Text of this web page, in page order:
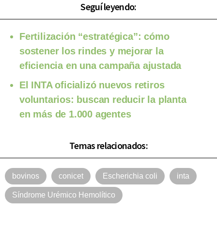
Seguí leyendo:
Fertilización “estratégica”: cómo
sostener los rindes y mejorar la
eficiencia en una campaña ajustada
El INTA oficializó nuevos retiros
voluntarios: buscan reducir la planta
en más de 1.000 agentes
Temas relacionados:
bovinos conicet Escherichia coli inta
Síndrome Urémico Hemolítico